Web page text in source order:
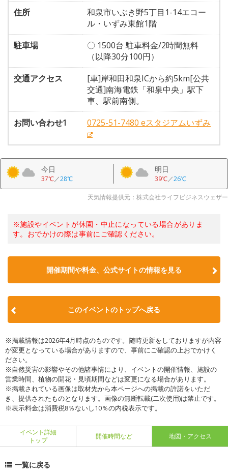
住所
和泉市いぶき野5丁目1-14エコー
ル・いずみ東館1階
駐車場
〇 1500台 駐車料金/2時間無料
（以降30分100円）
交通アクセス
[車]岸和田和泉ICから約5km[公共
交通]南海電鉄「和泉中央」駅下
車、駅前南側。
お問い合わせ1
0725-51-7480 eスタジアムいずみ
今日
37℃／28℃
明日
39℃／26℃
天気情報提供元：株式会社ライフビジネスウェザー
※施設やイベントが休園・中止になっている場合がありま
す。おでかけの際は事前にご確認ください。
開催期間や料金、公式サイトの情報を見る
このイベントのトップへ戻る
※掲載情報は2026年4月時点のものです。随時更新をしておりますが内容
が変更となっている場合がありますので、事前にご確認の上おでかけく
ださい。
※自然災害の影響やその他諸事情により、イベントの開催情報、施設の
営業時間、植物の開花・見頃期間などは変更になる場合があります。
※掲載されている画像は取材先から本ページへの掲載の許諾をいただ
き、提供されたものとなります。画像の無断転載(二次使用)は禁止です。
※表示料金は消費税8％ないし10％の内税表示です。
イベント詳細
トップ
開催時間など 地図・アクセス
一覧に戻る